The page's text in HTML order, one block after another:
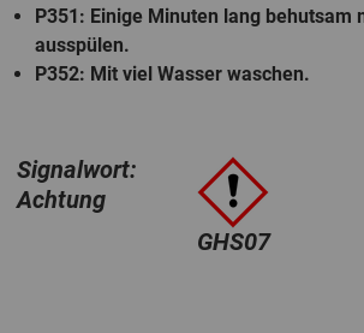
P351: Einige Minuten lang behutsam
ausspülen.
P352: Mit viel Wasser waschen.
Signalwort:
Achtung
GHS07